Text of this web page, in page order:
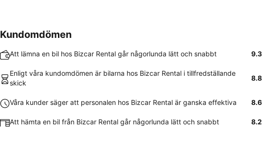
Kundomdömen
Att lämna en bil hos Bizcar Rental går någorlunda lätt och snabbt 9.3
Enligt våra kundomdömen är bilarna hos Bizcar Rental i tillfredställande
skick
8.8
Våra kunder säger att personalen hos Bizcar Rental är ganska effektiva 8.6
Att hämta en bil från Bizcar Rental går någorlunda lätt och snabbt 8.2